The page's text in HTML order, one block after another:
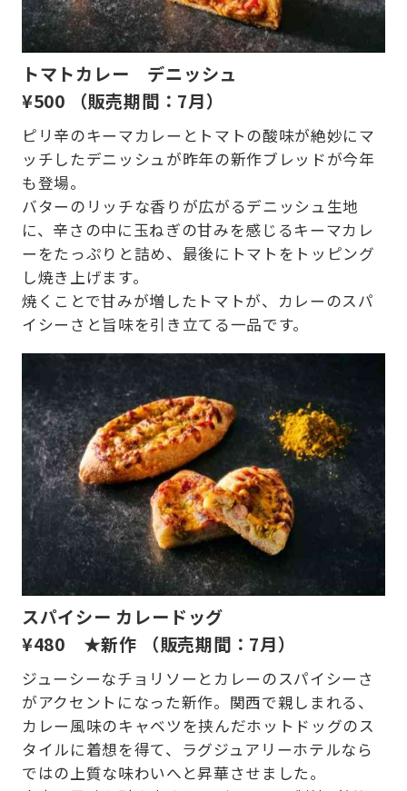
トマトカレー デニッシュ
¥500
（販売期間：7月）
ピリ辛のキーマカレーとトマトの酸味が絶妙にマ
ッチしたデニッシュが昨年の新作ブレッドが今年
も登場。
バターのリッチな香りが広がるデニッシュ生地
に、辛さの中に玉ねぎの甘みを感じるキーマカレ
ーをたっぷりと詰め、最後にトマトをトッピング
し焼き上げます。
焼くことで甘みが増したトマトが、カレーのスパ
イシーさと旨味を引き立てる一品です。
スパイシー カレードッグ
¥480 ★新作
（販売期間：7月）
ジューシーなチョリソーとカレーのスパイシーさ
がアクセントになった新作。関西で親しまれる、
カレー風味のキャベツを挟んだホットドッグのス
タイルに着想を得て、ラグジュアリーホテルなら
ではの上質な味わいへと昇華させました。